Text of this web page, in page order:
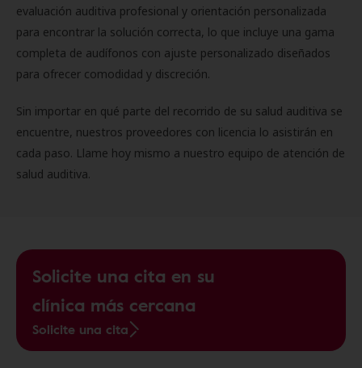
evaluación auditiva profesional y orientación personalizada
para encontrar la solución correcta, lo que incluye una gama
completa de audífonos con ajuste personalizado diseñados
para ofrecer comodidad y discreción.
Sin importar en qué parte del recorrido de su salud auditiva se
encuentre, nuestros proveedores con licencia lo asistirán en
cada paso. Llame hoy mismo a nuestro equipo de atención de
salud auditiva.
Solicite una cita en su
clínica más cercana
Solicite una cita